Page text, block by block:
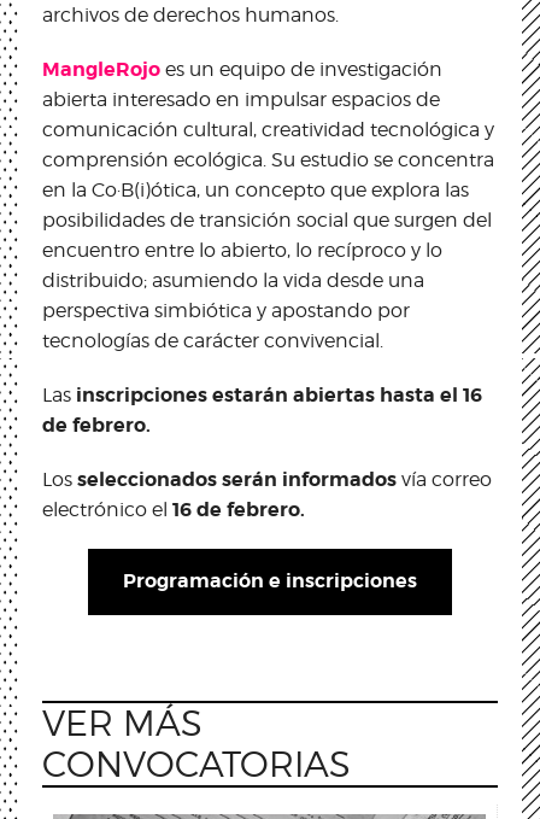
archivos de derechos humanos.
MangleRojo es un equipo de investigación
abierta interesado en impulsar espacios de
comunicación cultural, creatividad tecnológica y
comprensión ecológica. Su estudio se concentra
en la Co·B(i)ótica, un concepto que explora las
posibilidades de transición social que surgen del
encuentro entre lo abierto, lo recíproco y lo
distribuido; asumiendo la vida desde una
perspectiva simbiótica y apostando por
tecnologías de carácter convivencial.
Las inscripciones estarán abiertas hasta el 16
de febrero.
Los seleccionados serán informados vía correo
electrónico el 16 de febrero.
Programación e inscripciones
VER MÁS
CONVOCATORIAS